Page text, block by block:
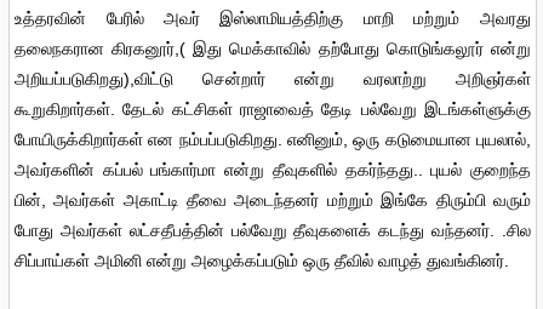
உத்தரவின் பேரில் அவர் இஸ்லாமியத்திற்கு மாறி மற்றும் அவரது
தலைநகரான கிரகனூர்,( இது மெக்காவில் தற்போது கொடுங்கலூர் என்று
அறியப்படுகிறது),விட்டு சென்றார் என்று வரலாற்று அறிஞர்கள்
கூறுகிறார்கள். தேடல் கட்சிகள் ராஜாவைத் தேடி பல்வேறு இடங்கள்ளுக்கு
போயிருக்கிறார்கள் என நம்பப்படுகிறது. எனினும், ஒரு கடுமையான புயலால்,
அவர்களின் கப்பல் பங்கார்மா என்று தீவுகளில் தகர்ந்தது.. புயல் குறைந்த
பின், அவர்கள் அகாட்டி தீவை அடைந்தனர் மற்றும் இங்கே திரும்பி வரும்
போது அவர்கள் லட்சதீபத்தின் பல்வேறு தீவுகளைக் கடந்து வந்தனர். .சில
சிப்பாய்கள் அமினி என்று அழைக்கப்படும் ஒரு தீவில் வாழத் துவங்கினர்.